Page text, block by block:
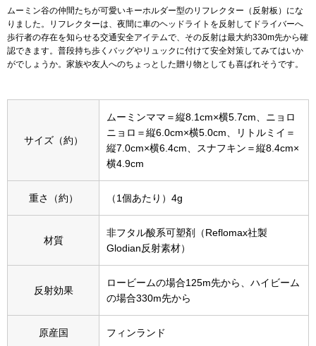
ボストンバッグ
スーツケース
シューズ
スリップオン
ムーミン谷の仲間たちが可愛いキーホルダー型のリフレクター（反射板）にな
りました。リフレクターは、夜間に車のヘッドライトを反射してドライバーへ
歩行者の存在を知らせる交通安全アイテムで、その反射は最大約330m先から確
認できます。普段持ち歩くバッグやリュックに付けて安全対策してみてはいか
がでしょうか。家族や友人へのちょっとした贈り物としても喜ばれそうです。
サイズ（約）
ムーミンママ＝縦8.1cm×横5.7cm、ニョロ
ニョロ＝縦6.0cm×横5.0cm、リトルミイ＝
縦7.0cm×横6.4cm、スナフキン＝縦8.4cm×
横4.9cm
重さ（約） （1個あたり）4g
材質
非フタル酸系可塑剤（Reflomax社製
Glodian反射素材）
反射効果
ロービームの場合125m先から、ハイビーム
の場合330m先から
原産国 フィンランド